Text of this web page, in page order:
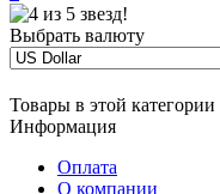
Выбрать валюту
Товары в этой категории
Информация
Оплата
О компании